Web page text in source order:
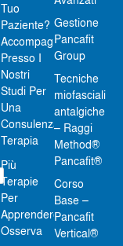
Tuo
Paziente?
Accompagnalo
Presso I
Nostri
Studi Per
Una
Consulenza-
Terapia
Più
Terapie
Per
Apprendere
Osserva
Gestione
Pancafit
Group
Tecniche
miofasciali
antalgiche
– Raggi
Method®
Pancafit®
Corso
Base –
Pancafit
Vertical®